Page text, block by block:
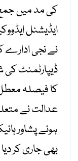
کی مد میں
ایڈیشنل
نے نجی ادارے
ڈیپارٹمنٹ
کا فیصلہ
عدالت نے
ہوئےپشاور
بھی جاری کر دیا